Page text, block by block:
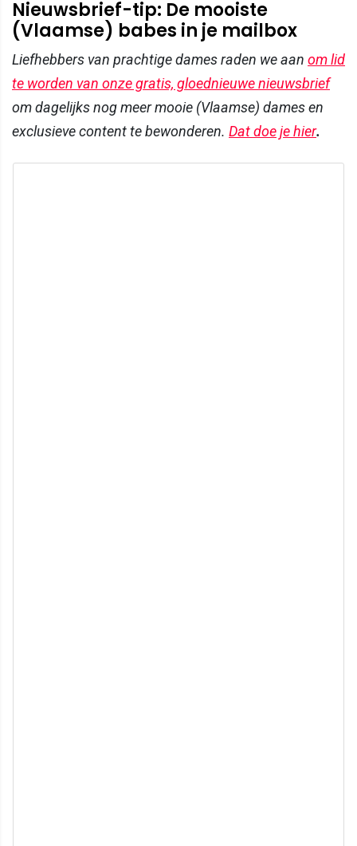
Nieuwsbrief-tip: De mooiste
(Vlaamse) babes in je mailbox
Liefhebbers van prachtige dames raden we aan om lid
te worden van onze gratis, gloednieuwe nieuwsbrief
om dagelijks nog meer mooie (Vlaamse) dames en
exclusieve content te bewonderen. Dat doe je hier.